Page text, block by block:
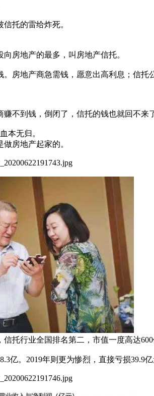
托的雷给炸死。
房地产的最多，叫房地产信托。
房地产商急需钱，愿意出高利息；信托
不到钱，倒闭了，信托的钱也就回不来
本无归。
房地产起家的。
托行业全国排名第二，市值一度高达600
亿。2019年则更为惨烈，直接亏损39.9亿